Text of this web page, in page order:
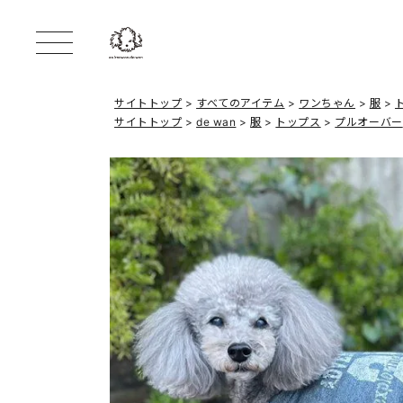
サイトトップ すべてのアイテム ワンちゃん 服
サイトトップ
de wan 服 トップス プルオーバー